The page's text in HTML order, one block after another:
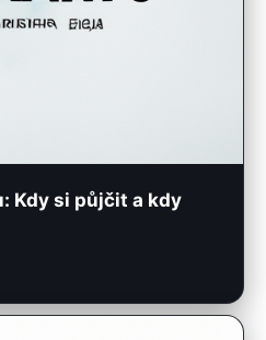
Kdy si půjčit a kdy